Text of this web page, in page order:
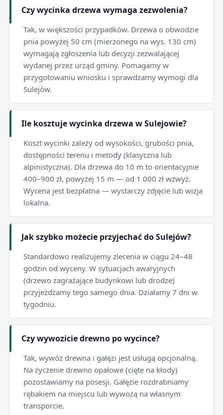
Czy wycinka drzewa wymaga zezwolenia?
Tak, w większości przypadków. Drzewa o obwodzie
pnia powyżej 50 cm (mierzonego na wys. 130 cm)
wymagają zgłoszenia lub decyzji zezwalającej
wydanej przez urząd gminy. Pomagamy w
przygotowaniu wniosku i sprawdzamy wymogi dla
Sulejów.
Ile kosztuje wycinka drzewa w Sulejowie?
Koszt wycinki zależy od wysokości, grubości pnia,
dostępności terenu i metody (klasyczna lub
alpinistyczna). Dla drzewa do 10 m to orientacyjnie
400–900 zł, powyżej 15 m — od 1 000 zł wzwyż.
Wycena jest bezpłatna — wystarczy zdjęcie lub wizja
lokalna.
Jak szybko możecie przyjechać do Sulejów?
Standardowo realizujemy zlecenia w ciągu 24–48
godzin od wyceny. W sytuacjach awaryjnych
(drzewo zagrażające budynkowi lub drodze)
przyjeżdżamy tego samego dnia. Działamy 7 dni w
tygodniu.
Czy wywozicie drewno po wycince?
Tak, wywóz drewna i gałęzi jest usługą opcjonalną.
Na życzenie drewno opałowe (cięte na kłody)
pozostawiamy na posesji. Gałęzie rozdrabniamy
rębakiem na miejscu lub wywożą na własnym
transporcie.